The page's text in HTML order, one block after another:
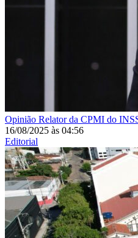
Opinião Relator da CPMI do
16/08/2025 às 04:56
Editorial